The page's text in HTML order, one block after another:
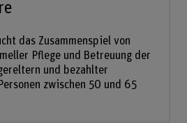
das Zusammenspiel von
Pflege und Betreuung der
und bezahlter
zwischen 50 und 65